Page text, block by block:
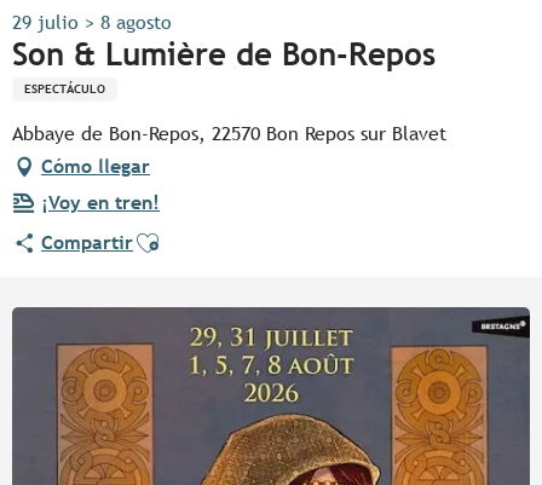
29 julio > 8 agosto
Son & Lumière de Bon-Repos
ESPECTÁCULO
Abbaye de Bon-Repos, 22570 Bon Repos sur Blavet
Cómo llegar
¡Voy en tren!
CompartirAjouter aux favoris